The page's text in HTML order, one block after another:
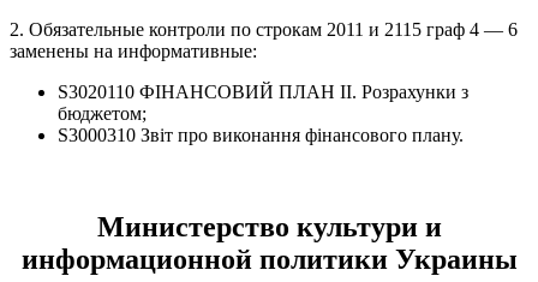
2. Обязательные контроли по строкам 2011 и 2115 граф 4 — 6
заменены на информативные:
S3020110 ФІНАНСОВИЙ ПЛАН ІІ. Розрахунки з
бюджетом;
S3000310 Звіт про виконання фінансового плану.
Министерство культури и
информационной политики Украины